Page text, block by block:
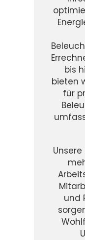
bis
bieten
für
und